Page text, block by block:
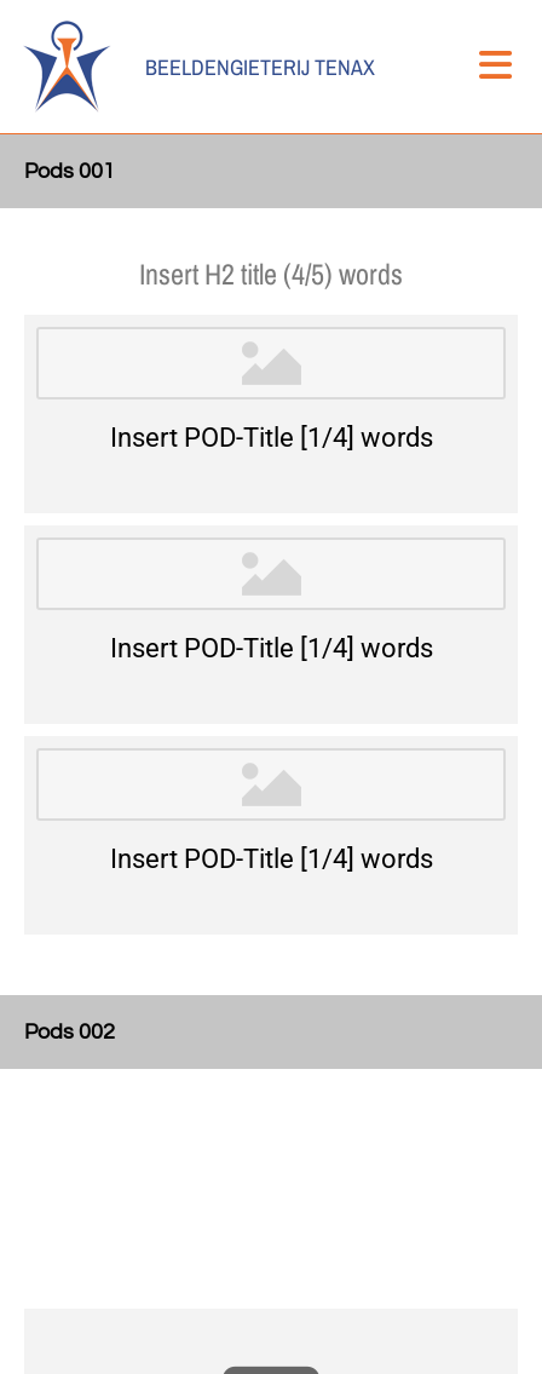
BEELDENGIETERIJ TENAX
Pods 001
Insert H2 title (4/5) words
Insert POD-Title [1/4] words
Insert POD-Title [1/4] words
Insert POD-Title [1/4] words
Pods 002